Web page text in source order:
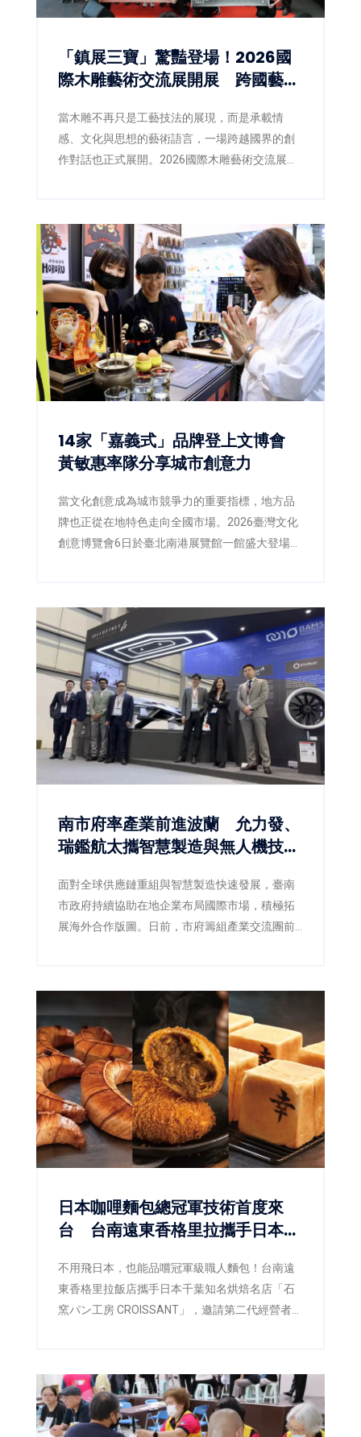
「鎮展三寶」驚豔登場！2026國
際木雕藝術交流展開展 跨國藝術
當木雕不再只是工藝技法的展現，而是承載情
感、文化與思想的藝術語言，一場跨越國界的創
作對話也正式展開。2026國際木雕藝術交流展即
英國及新加坡等5國、共40位藝術家齊聚展出，透
過不同文化背景與創作觀點，激盪出當代木雕藝
術的嶄新能量。同步登場的「2026臺灣國際木雕
競賽作品展」，也自67件參賽作品中精選45件入
選展出，並公布各類組得獎入圍名單，為年度木
雕藝術盛事揭開精彩序幕。
14家「嘉義式」品牌登上文博會
黃敏惠率隊分享城市創意力
當文化創意成為城市競爭力的重要指標，地方品
牌也正從在地特色走向全國市場。2026臺灣文化
創意博覽會6日於臺北南港展覽館一館盛大登場，
展，透過「好生活、好關係、好風格」三大主
軸，將嘉義的生活哲學、人文底蘊與創意設計完
整呈現，向全國分享屬於嘉義的城市文化，也展
現地方品牌邁向文化經濟的新實力。
南市府率產業前進波蘭 允力發、
瑞鑑航太攜智慧製造與無人機技術
面對全球供應鏈重組與智慧製造快速發展，臺南
市政府持續協助在地企業布局國際市場，積極拓
展海外合作版圖。日前，市府籌組產業交流團前
區、企業及產業聚落，掌握歐洲市場最新發展趨
勢，並促成技術交流與商業合作。其中，深耕精
密製造的允力發股份有限公司，以及專注智慧飛
行技術的瑞鑑航太科技股份有限公司，憑藉各自
核心技術優勢，成功展現臺南產業創新能量，也
為未來進軍歐洲市場奠定重要基礎。
日本咖哩麵包總冠軍技術首度來
台 台南遠東香格里拉攜手日本名
不用飛日本，也能品嚐冠軍級職人麵包！台南遠
東香格里拉飯店攜手日本千葉知名烘焙名店「石
窯パン工房 CROISSANT」，邀請第二代經營者暨
賽總冠軍的製作工藝首次完整導入台灣。即日起
至9月30日於飯店一樓「品香坊」推出17款職人
麵包，不僅帶來享譽日本的最高金賞咖哩麵包，